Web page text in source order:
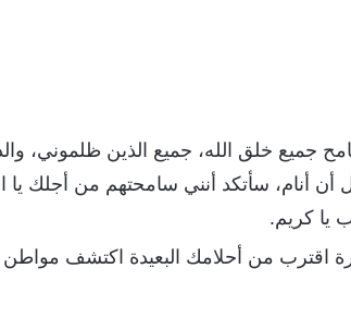
جميع خلق الله، جميع الذين ظلموني،
أنام، سأتكد أنني سامحتهم من أجلك يا
يا كريم.
اقترب من أحلامك البعيدة اكتشف